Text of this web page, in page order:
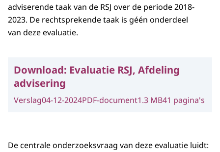
adviserende taak van de RSJ over de periode 2018-
2023. De rechtsprekende taak is géén onderdeel
van deze evaluatie.
Download: Evaluatie RSJ, Afdeling
advisering
Verslag04-12-2024PDF-document1.3 MB41 pagina's
De centrale onderzoeksvraag van deze evaluatie luidt: